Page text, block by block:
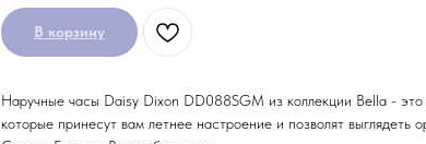
В корзину
Наручные часы Daisy Dixon DD088SGM из коллекции Bella - это
которые принесут вам летнее настроение и позволят выглядеть